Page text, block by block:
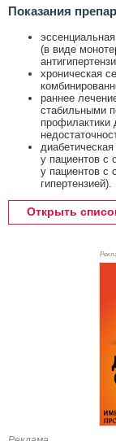
Показания
(в виде
хроническая
раннее
стабильными
профилактики
у пациентов с
у пациентов с
гипертензией).
Открыть